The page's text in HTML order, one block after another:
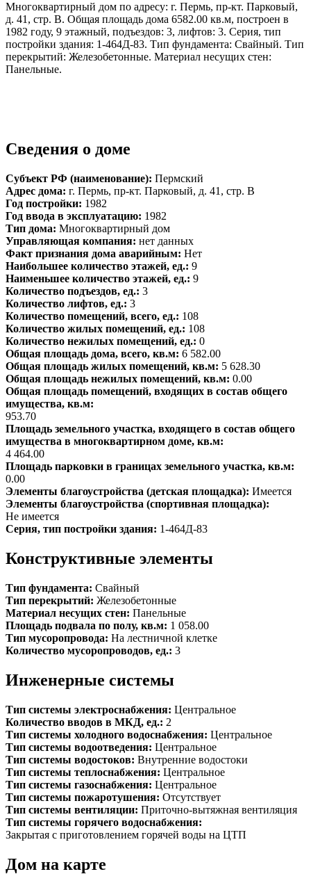
Многоквартирный дом по адресу: г. Пермь, пр-кт. Парковый,
д. 41, стр. В. Общая площадь дома 6582.00 кв.м, построен в
1982 году, 9 этажный, подъездов: 3, лифтов: 3. Серия, тип
постройки здания: 1-464Д-83. Тип фундамента: Свайный. Тип
перекрытий: Железобетонные. Материал несущих стен:
Панельные.
Сведения о доме
Субъект РФ (наименование): Пермский
Адрес дома: г. Пермь, пр-кт. Парковый, д. 41, стр. В
Год постройки: 1982
Год ввода в эксплуатацию: 1982
Тип дома: Многоквартирный дом
Управляющая компания: нет данных
Факт признания дома аварийным: Нет
Наибольшее количество этажей, ед.: 9
Наименьшее количество этажей, ед.: 9
Количество подъездов, ед.: 3
Количество лифтов, ед.: 3
Количество помещений, всего, ед.: 108
Количество жилых помещений, ед.: 108
Количество нежилых помещений, ед.: 0
Общая площадь дома, всего, кв.м: 6 582.00
Общая площадь жилых помещений, кв.м: 5 628.30
Общая площадь нежилых помещений, кв.м: 0.00
Общая площадь помещений, входящих в состав общего
имущества, кв.м:
953.70
Площадь земельного участка, входящего в состав общего
имущества в многоквартирном доме, кв.м:
4 464.00
Площадь парковки в границах земельного участка, кв.м:
0.00
Элементы благоустройства (детская площадка): Имеется
Элементы благоустройства (спортивная площадка):
Не имеется
Серия, тип постройки здания: 1-464Д-83
Конструктивные элементы
Тип фундамента: Свайный
Тип перекрытий: Железобетонные
Материал несущих стен: Панельные
Площадь подвала по полу, кв.м: 1 058.00
Тип мусоропровода: На лестничной клетке
Количество мусоропроводов, ед.: 3
Инженерные системы
Тип системы электроснабжения: Центральное
Количество вводов в МКД, ед.: 2
Тип системы холодного водоснабжения: Центральное
Тип системы водоотведения: Центральное
Тип системы водостоков: Внутренние водостоки
Тип системы теплоснабжения: Центральное
Тип системы газоснабжения: Центральное
Тип системы пожаротушения: Отсутствует
Тип системы вентиляции: Приточно-вытяжная вентиляция
Тип системы горячего водоснабжения:
Закрытая с приготовлением горячей воды на ЦТП
Дом на карте